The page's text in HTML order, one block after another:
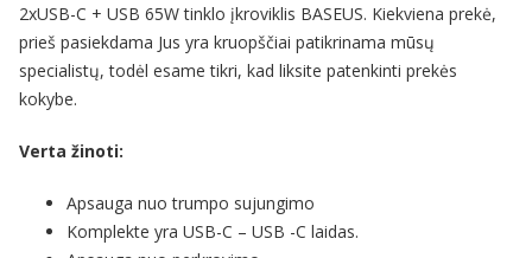
2xUSB-C + USB 65W tinklo įkroviklis BASEUS. Kiekviena prekė,
prieš pasiekdama Jus yra kruopščiai patikrinama mūsų
specialistų, todėl esame tikri, kad liksite patenkinti prekės
kokybe.
Verta žinoti:
Apsauga nuo trumpo sujungimo
Komplekte yra USB-C – USB -C laidas.